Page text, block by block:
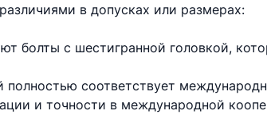
в допусках или размерах:
с шестигранной головкой,
соответствует
и точности в международной